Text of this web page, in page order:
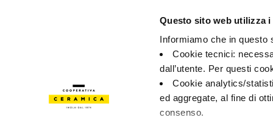
Questo sito web utilizza i
Informiamo che in questo
Cookie tecnici:
dall’utente. Per questi
Cookie analytics/
ed aggregate, al fine di
consenso.
© 2026 - Cooperativa Ceramica d’ImolaP.IVA IT00498281203
Cookie policy — Preferenze privacy